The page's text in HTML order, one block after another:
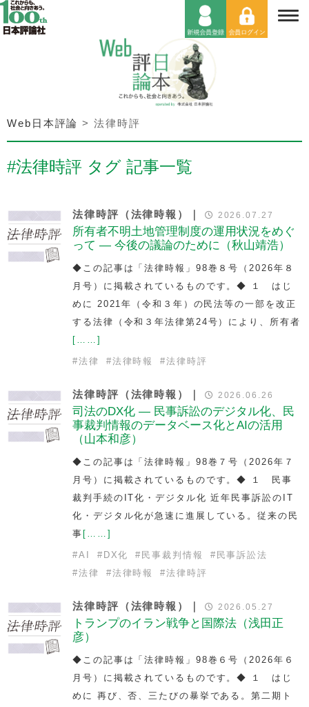
Web日本評論 >法律時評
#法律時評 タグ 記事一覧
法律時評（法律時報）｜ 2026.07.27
所有者不明土地管理制度の運用状況をめぐ
って — 今後の議論のために（秋山靖浩）
◆この記事は「法律時報」98巻８号（2026年８
月号）に掲載されているものです。◆ １ はじ
めに 2021年（令和３年）の民法等の一部を改正
する法律（令和３年法律第24号）により、所有者
[……]
#法律 #法律時報 #法律時評
法律時評（法律時報）｜ 2026.06.26
司法のDX化 — 民事訴訟のデジタル化、民
事裁判情報のデータベース化とAIの活用
（山本和彦）
◆この記事は「法律時報」98巻７号（2026年７
月号）に掲載されているものです。◆ １ 民事
裁判手続のIT化・デジタル化 近年民事訴訟のIT
化・デジタル化が急速に進展している。従来の民
事 [……]
#AI # DX化 # 民事裁判情報 # 民事訴訟法
#法律 #法律時報 #法律時評
法律時評（法律時報）｜ 2026.05.27
トランプのイラン戦争と国際法（浅田正
彦）
◆この記事は「法律時報」98巻６号（2026年６
月号）に掲載されているものです。◆ １ はじ
めに 再び、否、三たびの暴挙である。第二期ト